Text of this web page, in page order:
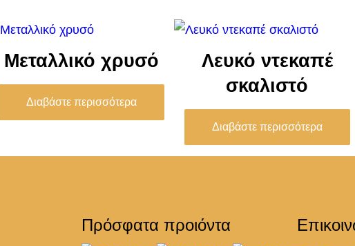
Μεταλλικό χρυσό
Διαβάστε περισσότερα
Λευκό ντεκαπέ
σκαλιστό
Διαβάστε περισσότερα
Πρόσφατα προιόντα